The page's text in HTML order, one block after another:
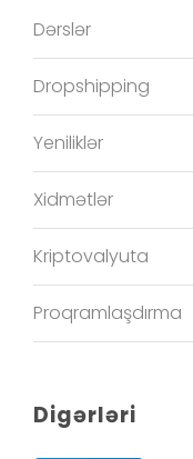
Dərslər
Dropshipping
Yeniliklər
Xidmətlər
Kriptovalyuta
Proqramlaşdırma
Digərləri